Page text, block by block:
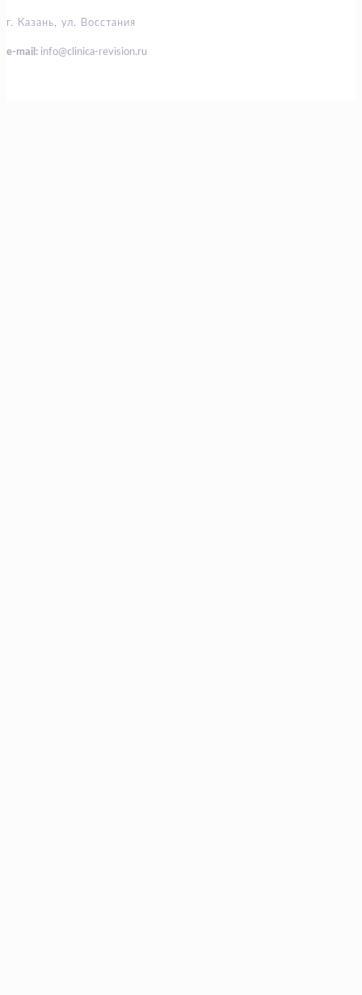
г. Казань, ул. Восстания
e-mail: info@clinica-revision.ru